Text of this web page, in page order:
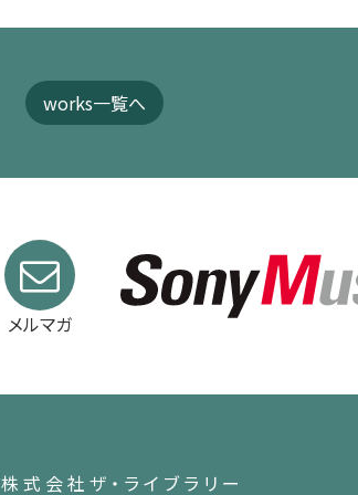
works一覧へ
メルマガ
株式会社ザ・ライブラリー